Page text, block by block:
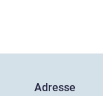
Adresse